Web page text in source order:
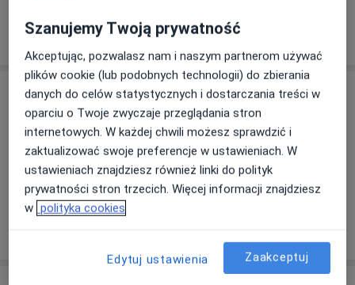
Pokaż więcej
Ubezpieczenia - brak akceptowanych
Ten specjalista przyjmuje wyłącznie pacjentów
prywatnych. Możesz opłacić wizytę samodzielnie lub
znaleźć innego specjalistę, który akceptuje Twoje
ubezpieczenie.
Szanujemy Twoją prywatność
Akceptując, pozwalasz nam i naszym partnerom używać
plików cookie (lub podobnych technologii) do zbierania
danych do celów statystycznych i dostarczania treści w
oparciu o Twoje zwyczaje przeglądania stron
internetowych. W każdej chwili możesz sprawdzić i
zaktualizować swoje preferencje w ustawieniach. W
ustawieniach znajdziesz również linki do polityk
prywatności stron trzecich. Więcej informacji znajdziesz
w polityka cookies
Edytuj ustawienia Zaakceptuj